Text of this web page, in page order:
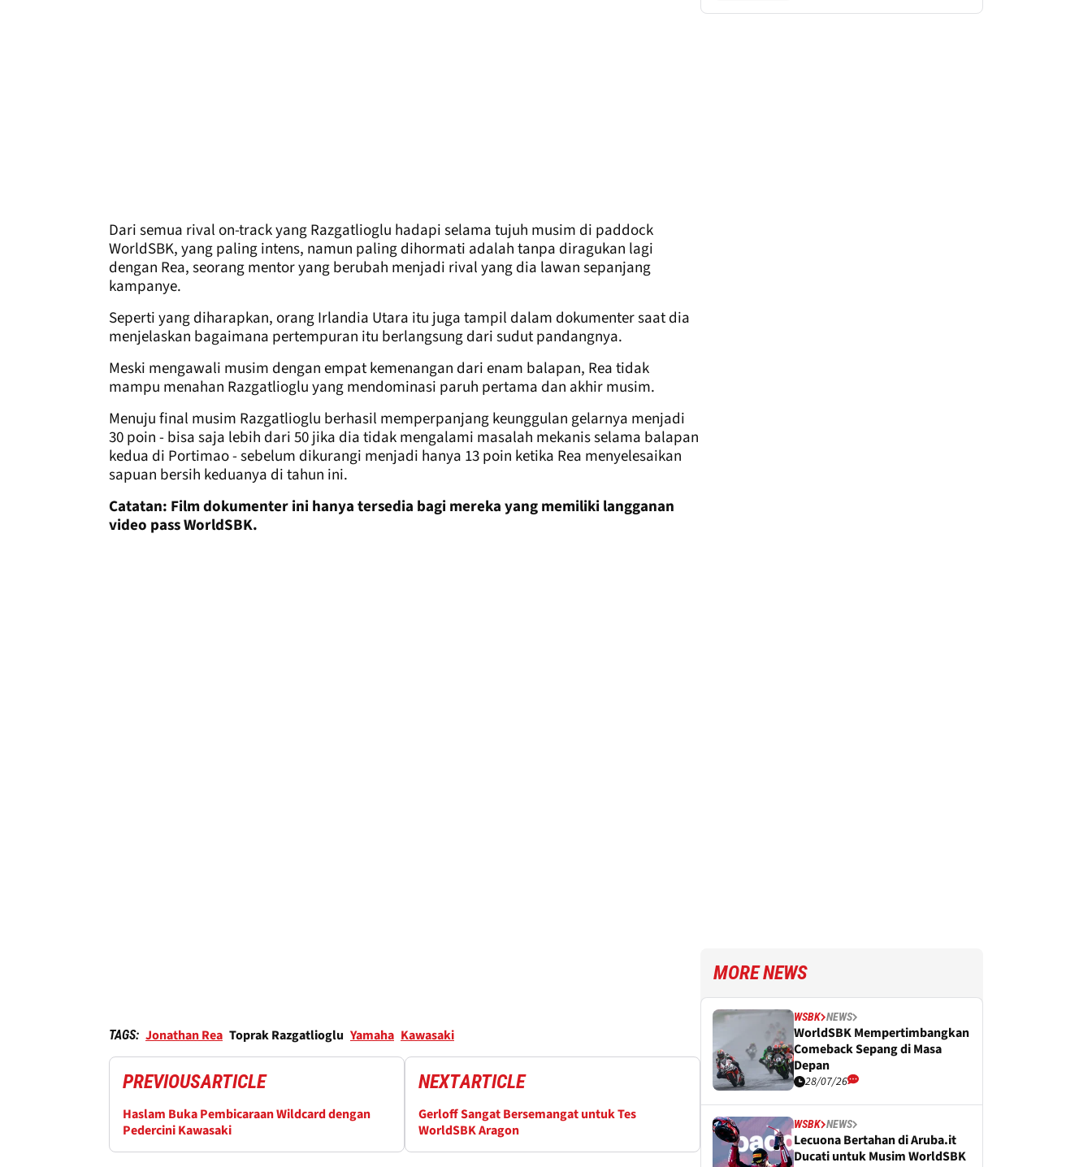
Dari semua rival on-track yang Razgatlioglu hadapi selama tujuh musim di paddock
WorldSBK, yang paling intens, namun paling dihormati adalah tanpa diragukan lagi
dengan Rea, seorang mentor yang berubah menjadi rival yang dia lawan sepanjang
kampanye.
Seperti yang diharapkan, orang Irlandia Utara itu juga tampil dalam dokumenter saat dia
menjelaskan bagaimana pertempuran itu berlangsung dari sudut pandangnya.
Meski mengawali musim dengan empat kemenangan dari enam balapan, Rea tidak
mampu menahan Razgatlioglu yang mendominasi paruh pertama dan akhir musim.
Menuju final musim Razgatlioglu berhasil memperpanjang keunggulan gelarnya menjadi
30 poin - bisa saja lebih dari 50 jika dia tidak mengalami masalah mekanis selama balapan
kedua di Portimao - sebelum dikurangi menjadi hanya 13 poin ketika Rea menyelesaikan
sapuan bersih keduanya di tahun ini.
Catatan: Film dokumenter ini hanya tersedia bagi mereka yang memiliki langganan
video pass WorldSBK.
TAGS: Jonathan Rea Toprak Razgatlioglu Yamaha Kawasaki
PREVIOUSARTICLE
Haslam Buka Pembicaraan Wildcard dengan
Pedercini Kawasaki
NEXTARTICLE
Gerloff Sangat Bersemangat untuk Tes
WorldSBK Aragon
MORE NEWS
WSBK NEWS
WorldSBK Mempertimbangkan
Comeback Sepang di Masa
Depan
28/07/26
WSBK NEWS
Lecuona Bertahan di Aruba.it
Ducati untuk Musim WorldSBK